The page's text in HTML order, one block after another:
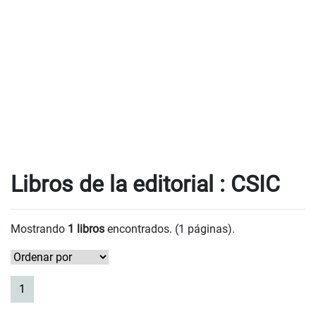
Libros de la editorial : CSIC
Mostrando 1 libros encontrados. (1 páginas).
1